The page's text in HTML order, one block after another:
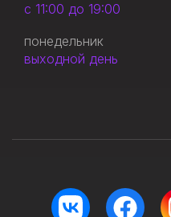
с 11:00 до 19:00
понедельник
выходной день